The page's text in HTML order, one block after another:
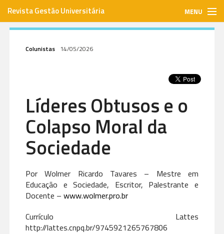
Revista Gestão Universitária MENU
Envie seu artigo
Assinar
Contato
Colunistas 14/05/2026
Líderes Obtusos e o
Colapso Moral da
Sociedade
Por Wolmer Ricardo Tavares – Mestre em
Educação e Sociedade, Escritor, Palestrante e
Docente –www.wolmer.pro.br
Currículo Lattes
http://lattes.cnpq.br/9745921265767806